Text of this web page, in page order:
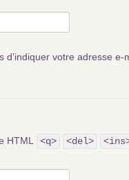
votre adresse e-
HTML <q> <del>